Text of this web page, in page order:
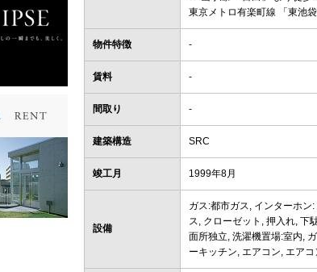
東京メトロ有楽町線 「 東池袋
物件特徴 -
賃料 -
間取り -
建築構造 SRC
竣工月 1999年8月
設備
ガス:都市ガス, インターホン
ス, クローゼット, 押入れ, 下
面所独立, 洗濯機置場:室内,
ーキッチン, エアコン, エア